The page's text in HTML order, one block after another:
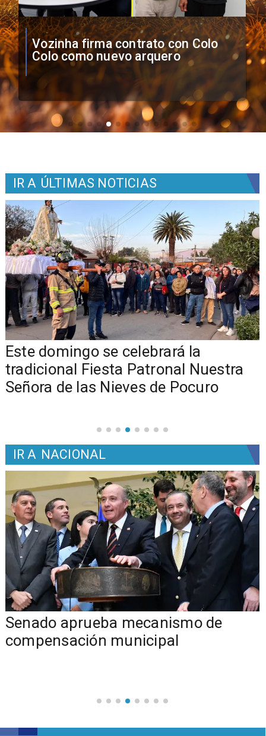
O'Higgins cae por penales ante
Boca Juniors en Copa
Sudamericana
IR A ÚLTIMAS NOTICIAS
Este domingo se celebrará la
tradicional Fiesta Patronal Nuestra
Señora de las Nieves de Pocuro
IR A NACIONAL
Senado aprueba mecanismo de
compensación municipal